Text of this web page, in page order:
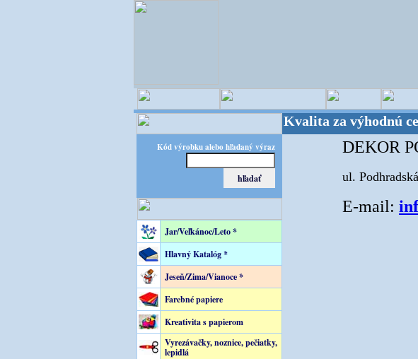
Kód výrobku alebo hľadaný výraz
Jar/Veľkánoc/Leto *
Hlavný Katalóg *
Jeseň/Zima/Vianoce *
Farebné papiere
Kreativita s papierom
Vyrezávačky, noznice, pečiatky,
lepidlá
OPITEC - majster kreatívneho sveta - Kvalita za výhodnú cenu!
DEKOR
ul.
E-mail: